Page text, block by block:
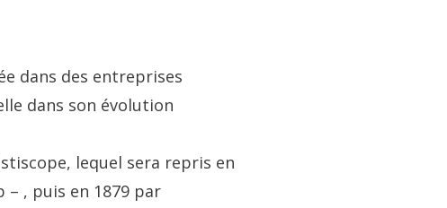
dans des entreprises
dans son évolution
lequel sera repris en
– , puis en 1879 par